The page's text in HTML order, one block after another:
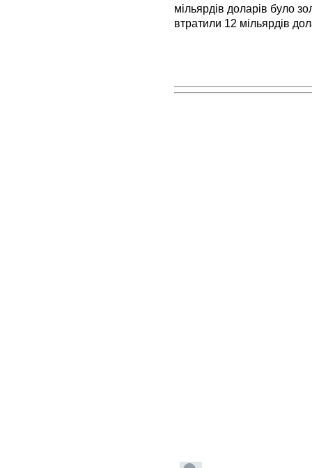
мільярдів доларів було
втратили 12 мільярдів